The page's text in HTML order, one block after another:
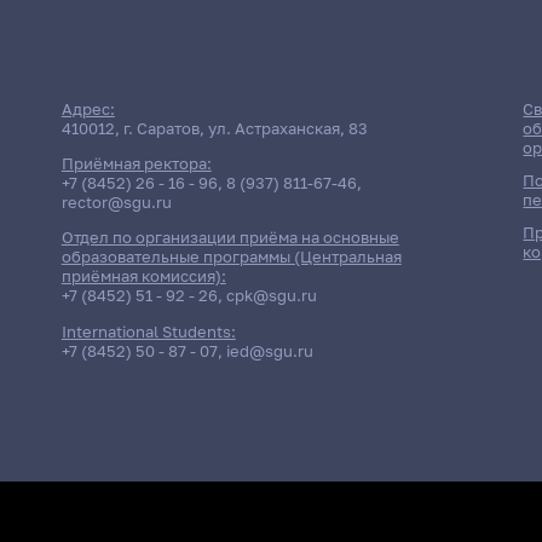
Дата
7 мая 2026 г. 17:20
Адрес:
410012, г. Саратов, ул. Астраханская, 83
Приёмная ректора:
+7 (8452) 26 - 16 - 96, 8 (937) 811-67-46,
rector@sgu.ru
Отдел по организации приёма на основные
образовательные программы (Центральная
приёмная комиссия):
+7 (8452) 51 - 92 - 26, cpk@sgu.ru
International Students:
+7 (8452) 50 - 87 - 07, ied@sgu.ru